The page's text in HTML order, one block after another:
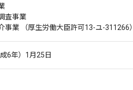
査事業
事業 （厚生労働大臣許可13-ユ-311266）
6年）1月25日